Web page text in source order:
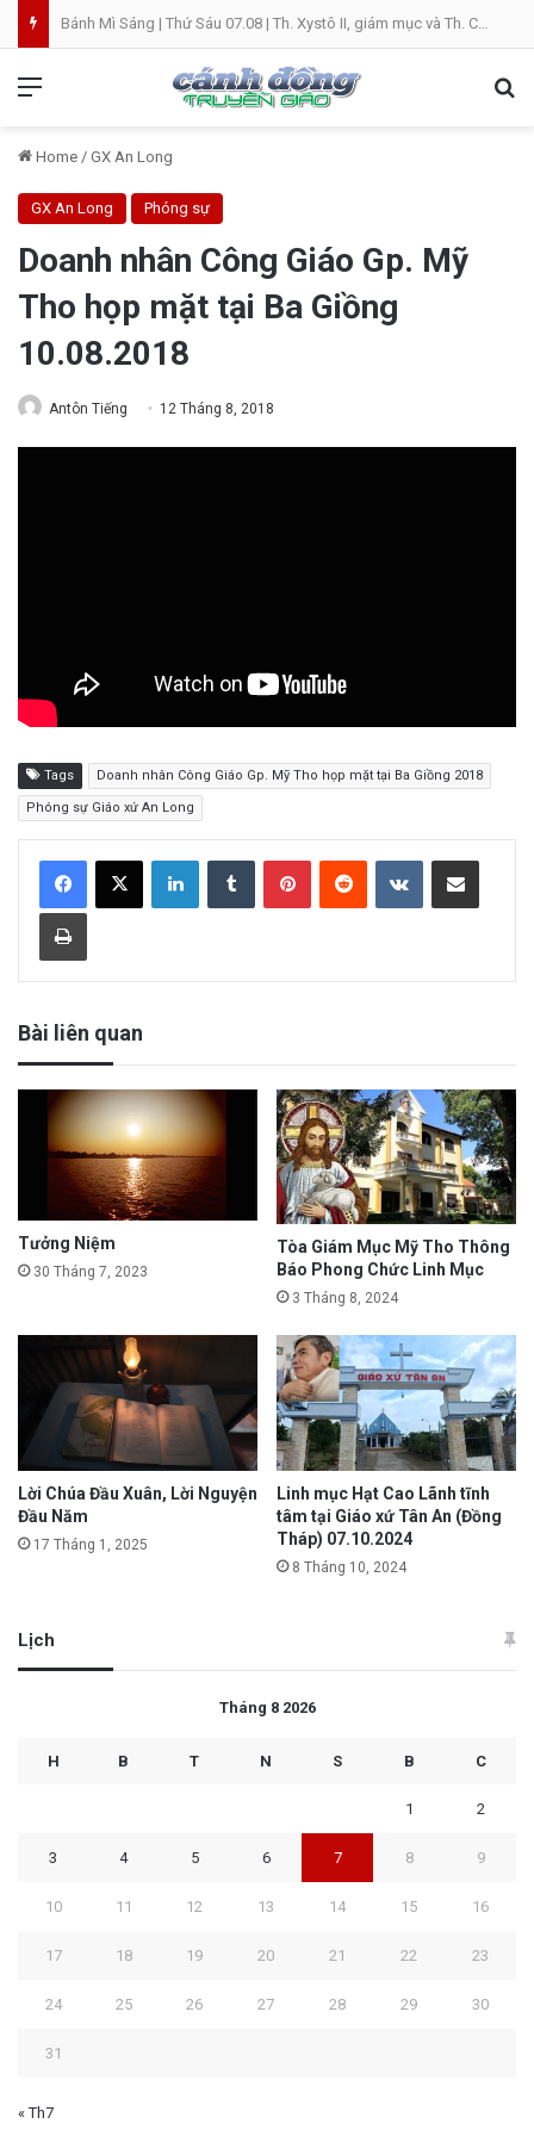
Bánh Mì Sáng | Thứ Sáu 07.08 | Th. Xystô II, giám mục và Th. Cajêtanô, linh mục
Home / GX An Long
GX An Long Phóng sự
Doanh nhân Công Giáo Gp. Mỹ
Tho họp mặt tại Ba Giồng
10.08.2018
Antôn Tiếng 12 Tháng 8, 2018
Tags Doanh nhân Công Giáo Gp. Mỹ Tho họp mặt tại Ba Giồng 2018
Phóng sự Giáo xứ An Long
Bài liên quan
Tưởng Niệm
30 Tháng 7, 2023
Tòa Giám Mục Mỹ Tho Thông
Báo Phong Chức Linh Mục
3 Tháng 8, 2024
Lời Chúa Đầu Xuân, Lời Nguyện
Đầu Năm
17 Tháng 1, 2025
Linh mục Hạt Cao Lãnh tĩnh
tâm tại Giáo xứ Tân An (Đồng
Tháp) 07.10.2024
8 Tháng 10, 2024
Lịch
Tháng 8 2026
H B T N S B C
1 2
3 4 5 6 7 8 9
10 11 12 13 14 15 16
17 18 19 20 21 22 23
24 25 26 27 28 29 30
31
« Th7